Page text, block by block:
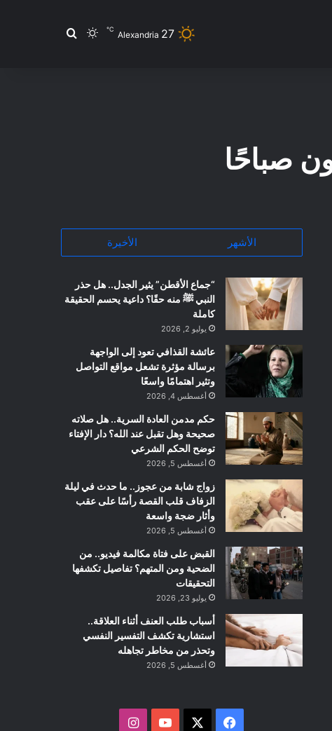
Alexandria 27
℃ الوضع المظلم
صباحًا
الأشهر الأخيرة
“جماع الأقطن” يثير الجدل.. هل حذر
النبي ﷺ منه حقًا؟ داعية يحسم الحقيقة
كاملة
يوليو 2, 2026
عائشة القذافي تعود إلى الواجهة
برسالة مؤثرة تشعل مواقع التواصل
وتثير اهتمامًا واسعًا
أغسطس 4, 2026
حكم مدمن العادة السرية.. هل صلاته
صحيحة وهل تقبل عند الله؟ دار الإفتاء
توضح الحكم الشرعي
أغسطس 5, 2026
زواج شابة من عجوز.. ما حدث في ليلة
الزفاف قلب القصة رأسًا على عقب
وأثار ضجة واسعة
أغسطس 5, 2026
القبض على فتاة مكالمة فيديو.. من
الضحية ومن المتهم؟ تفاصيل تكشفها
التحقيقات
يوليو 23, 2026
أسباب طلب العنف أثناء العلاقة..
استشارية تكشف التفسير النفسي
وتحذر من مخاطر تجاهله
أغسطس 5, 2026
ف